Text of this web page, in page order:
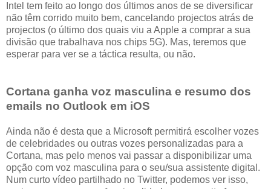
Intel tem feito ao longo dos últimos anos de se diversificar
não têm corrido muito bem, cancelando projectos atrás de
projectos (o último dos quais viu a Apple a comprar a sua
divisão que trabalhava nos chips 5G). Mas, teremos que
esperar para ver se a táctica resulta, ou não.
Cortana ganha voz masculina e resumo dos
emails no Outlook em iOS
Ainda não é desta que a Microsoft permitirá escolher vozes
de celebridades ou outras vozes personalizadas para a
Cortana, mas pelo menos vai passar a disponibilizar uma
opção com voz masculina para o seu/sua assistente digital.
Num curto vídeo partilhado no Twitter, podemos ver isso,